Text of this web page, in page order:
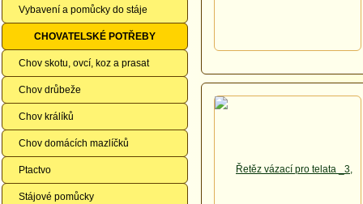
Vybavení a pomůcky do stáje
CHOVATELSKÉ POTŘEBY
Chov skotu, ovcí, koz a prasat
Chov drůbeže
Chov králíků
Chov domácích mazlíčků
Ptactvo
Stájové pomůcky